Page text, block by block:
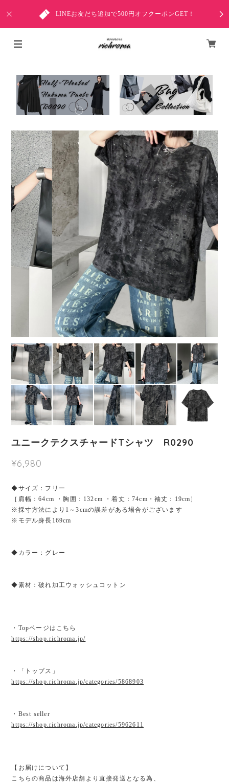
LINEお友だち追加で500円オフクーポンGET！
ユニークテクスチャードTシャツ R0290
¥6,980
◆サイズ：フリー
［肩幅：64cm ・胸囲：132cm ・着丈：74cm・袖丈：19cm］
※採寸方法により1～3cmの誤差がある場合がございます
※モデル身長169cm
◆カラー：グレー
◆素材：破れ加工ウォッシュコットン
・Topページはこちら
https://shop.richroma.jp/
・「トップス」
https://shop.richroma.jp/categories/5868903
・Best seller
https://shop.richroma.jp/categories/5962611
【お届けについて】
こちらの商品は海外店舗より直接発送となる為、